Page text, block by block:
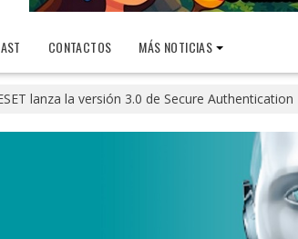
CONTACTOS MÁS NOTICIAS
lanza la versión 3.0 de Secure Authentication